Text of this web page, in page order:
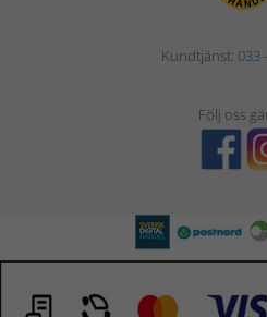
Kundtjänst: 033
Följ oss